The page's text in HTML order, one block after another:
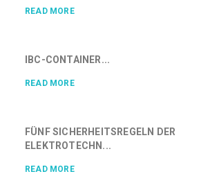
READ MORE
IBC-CONTAINER...
READ MORE
FÜNF SICHERHEITSREGELN DER
ELEKTROTECHN...
READ MORE